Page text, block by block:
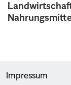
Impressum